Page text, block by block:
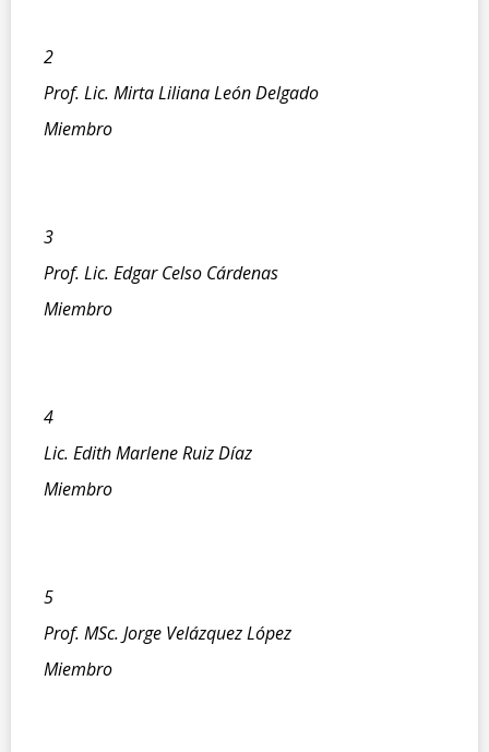
2
Prof. Lic. Mirta Liliana León Delgado
Miembro
3
Prof. Lic. Edgar Celso Cárdenas
Miembro
4
Lic. Edith Marlene Ruiz Díaz
Miembro
5
Prof. MSc. Jorge Velázquez López
Miembro